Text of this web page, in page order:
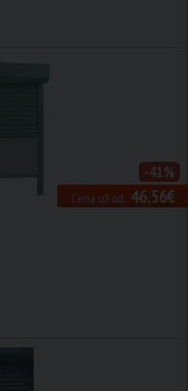
Cena už od...46,56€
-41%